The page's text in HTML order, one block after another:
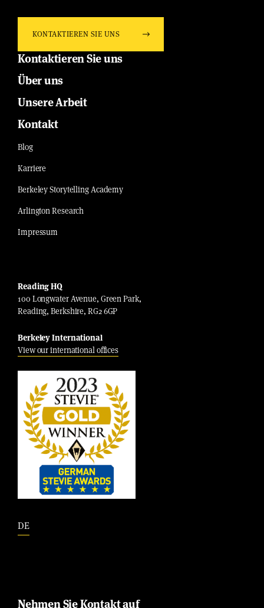
KONTAKTIEREN SIE UNS
Kontaktieren Sie uns
Über uns
Unsere Arbeit
Kontakt
Blog
Karriere
Berkeley Storytelling Academy
Arlington Research
Impressum
Reading HQ
100 Longwater Avenue, Green Park,
Reading, Berkshire, RG2 6GP
Berkeley International
View our international offices
DE
Nehmen Sie Kontakt auf